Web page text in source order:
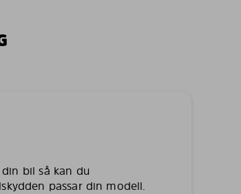
bil så kan du
passar din modell.